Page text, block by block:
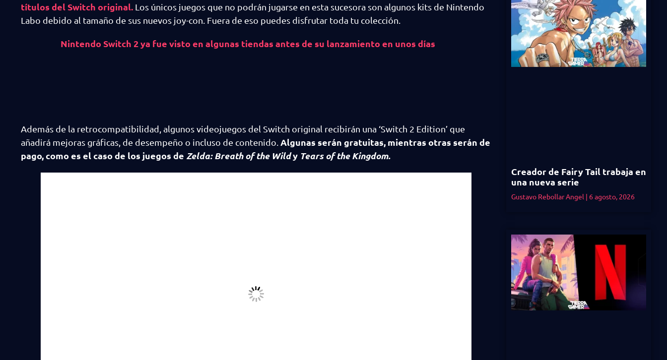
títulos del Switch original. Los únicos juegos que no podrán jugarse en esta sucesora son algunos kits de Nintendo
Labo debido al tamaño de sus nuevos joy-con. Fuera de eso puedes disfrutar toda tu colección.
Nintendo Switch 2 ya fue visto en algunas tiendas antes de su lanzamiento en unos días
Además de la retrocompatibilidad, algunos videojuegos del Switch original recibirán una ‘Switch 2 Edition’ que
añadirá mejoras gráficas, de desempeño o incluso de contenido.Algunas serán gratuitas, mientras otras serán de
pago, como es el caso de los juegos de Zelda: Breath of the Wildy Tears of the Kingdom.
Creador de Fairy Tail trabaja en
una nueva serie
Gustavo Rebollar Angel 6 agosto, 2026